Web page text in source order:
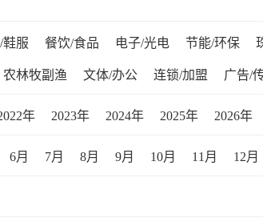
鞋服 餐饮/食品 电子/光电 节能/环保
农林牧副渔 文体/办公 连锁/加盟 广告/
年 2023年 2024年 2025年 2026年
6月 7月 8月 9月 10月 11月 12月